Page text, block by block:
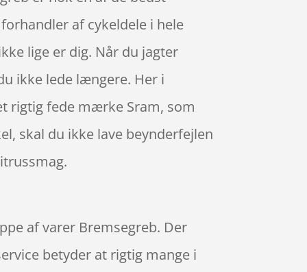
af cykeldele i hele
lige er dig. Når du jagter
ikke lede længere. Her i
rigtig fede mærke Sram, som
skal du ikke lave beynderfejlen
af varer Bremsegreb. Der
betyder at rigtig mange i